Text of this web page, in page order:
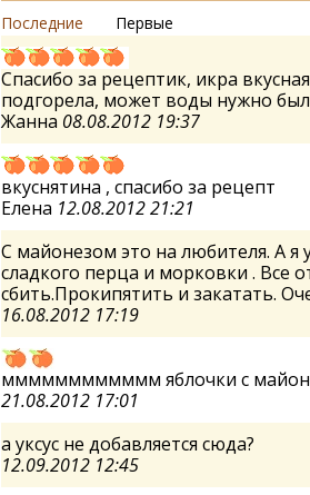
Последние Первые
Спасибо за рецептик, икра
подгорела, может воды нужно
Жанна 08.08.2012 19:37
вкуснятина , спасибо за рецепт
Елена 12.08.2012 21:21
С майонезом это на любителя. А я
сладкого перца и морковки . Все
сбить.Прокипятить и закатать.
16.08.2012 17:19
мммммммммммм яблочки с
21.08.2012 17:01
а уксус не добавляется сюда?
12.09.2012 12:45